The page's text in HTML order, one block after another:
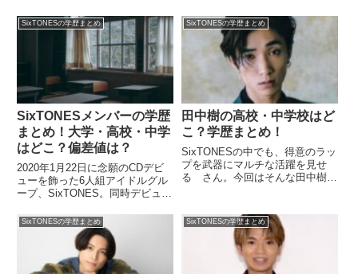
SixTONESの学歴まとめ
SixTONESメンバーの学歴
まとめ！大学・高校・中学
はどこ？偏差値は？
2020年1月22日に念願のCDデビ
ューを飾った6人組アイドルグル
ープ、SixTONES。同時デビュー
週売り上げ132.8万枚を記録し、
史上初のデビューシングル初週で
ミリオンを達成した華々しい実績
をもつグ...
SixTONESの学歴まとめ
田中樹の高校・中学校はど
こ？学歴まとめ！
SixTONESの中でも、得意のラッ
プを武器にマルチな活躍を見せ
る さん。今回はそんな田中樹さ
なそうなの？”って松崎しげるさ
んに聞かれてる？家族構成を知っ
てたのか、放送されてないとこ...
SixTONESの学歴まとめ SixTONESの学歴まとめ